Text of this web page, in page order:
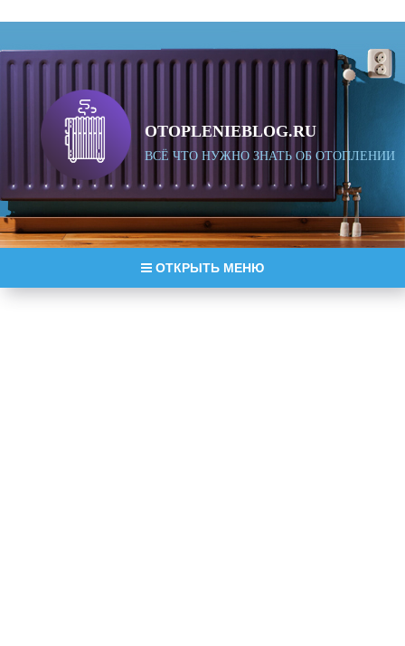
OTOPLENIEBLOG.RU
ВСЁ ЧТО НУЖНО ЗНАТЬ ОБ ОТОПЛЕНИИ
ОТКРЫТЬ МЕНЮ